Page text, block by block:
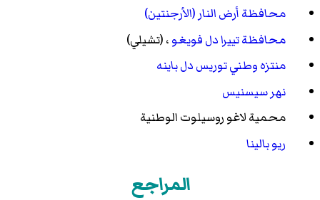
محافظة أرض النار (الأرجنتين)
محافظة تييرا دل فويغو، (تشيلي)
منتزه وطني توريس دل باينه
نهر سيسنيس
محمية لاغو روسيلوت الوطنية
ريو بالينا
المراجع